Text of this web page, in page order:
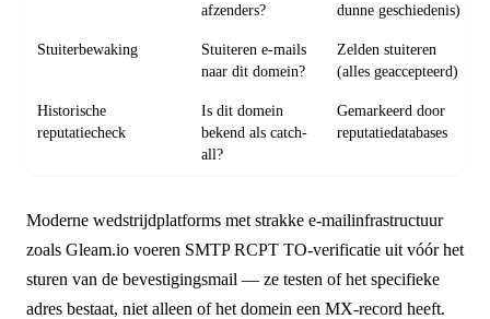
afzenders?
dunne geschiedenis)
Stuiterbewaking
Stuiteren e-mails
naar dit domein?
Zelden stuiteren
(alles geaccepteerd)
Historische
reputatiecheck
Is dit domein
bekend als catch-
all?
Gemarkeerd door
reputatiedatabases
Moderne wedstrijdplatforms met strakke e-mailinfrastructuur
zoals Gleam.io voeren SMTP RCPT TO-verificatie uit vóór het
sturen van de bevestigingsmail — ze testen of het specifieke
adres bestaat, niet alleen of het domein een MX-record heeft.